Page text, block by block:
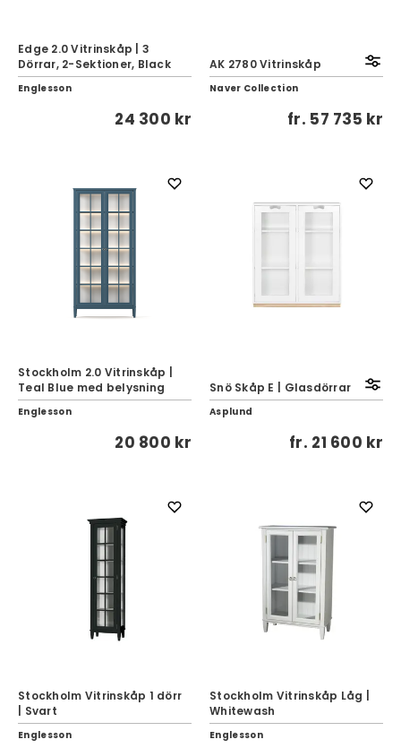
Edge 2.0 Vitrinskåp | 3
Dörrar, 2-Sektioner, Black
Englesson
24 300 kr
AK 2780 Vitrinskåp
Naver Collection
fr. 57 735 kr
Stockholm 2.0 Vitrinskåp |
Teal Blue med belysning
Englesson
20 800 kr
Snö Skåp E | Glasdörrar
Asplund
fr. 21 600 kr
Stockholm Vitrinskåp 1 dörr
| Svart
Englesson
Stockholm Vitrinskåp Låg |
Whitewash
Englesson